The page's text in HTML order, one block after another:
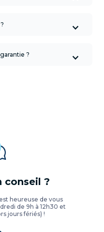
?
conseil ?
heureuse de vous
de 9h à 12h30 et
jours fériés) !